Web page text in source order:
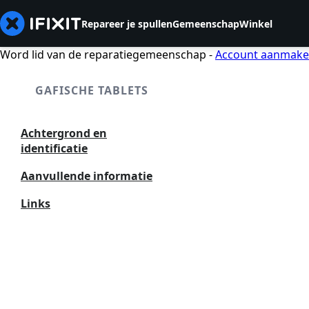
Repareer je spullenGemeenschapWinkel
Word lid van de reparatiegemeenschap -Account
GAFISCHE TABLETS
Achtergrond en
identificatie
Aanvullende informatie
Links